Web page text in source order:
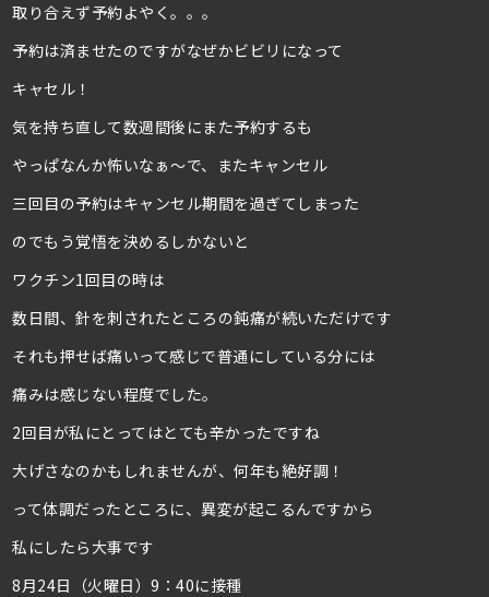
取り合えず予約よやく。。。
予約は済ませたのですがなぜかビビリになって
キャセル！
気を持ち直して数週間後にまた予約するも
やっぱなんか怖いなぁ～で、またキャンセル
三回目の予約はキャンセル期間を過ぎてしまった
のでもう覚悟を決めるしかないと
ワクチン1回目の時は
数日間、針を刺されたところの鈍痛が続いただけです
それも押せば痛いって感じで普通にしている分には
痛みは感じない程度でした。
2回目が私にとってはとても辛かったですね
大げさなのかもしれませんが、何年も絶好調！
って体調だったところに、異変が起こるんですから
私にしたら大事です
8月24日（火曜日）9：40に接種